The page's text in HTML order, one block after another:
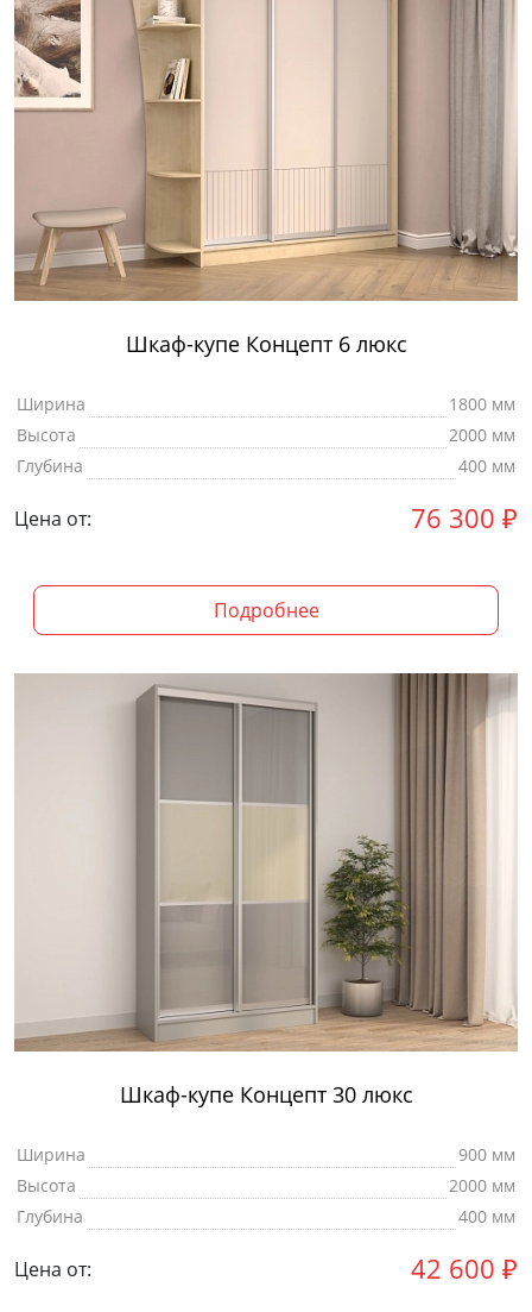
Шкаф-купе Концепт 6 люкс
Ширина
1800 мм
Высота
2000 мм
Глубина
400 мм
Цена от: 76 300 ₽
Подробнее
Шкаф-купе Концепт 30 люкс
Ширина
900 мм
Высота
2000 мм
Глубина
400 мм
Цена от: 42 600 ₽